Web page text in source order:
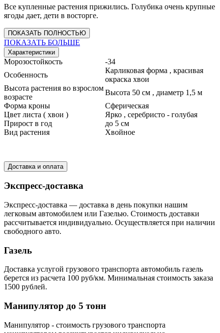
Все купленные растения прижились. Голубика очень крупные
ягоды дает, дети в восторге.
ПОКАЗАТЬ ПОЛНОСТЬЮ
ПОКАЗАТЬ БОЛЬШЕ
Характеристики
Морозостойкость
-34
Особенность
Карликовая форма , красивая
окраска хвои
Высота растения во взрослом
возрасте
Высота 50 см , диаметр 1,5 м
Форма кроны
Сферическая
Цвет листа ( хвои )
Ярко , серебристо - голубая
Прирост в год
до 5 см
Вид растения
Хвойное
Доставка и оплата
Экспресс-доставка
Экспресс-доставка — доставка в день покупки нашим
легковым автомобилем или Газелью. Стоимость доставки
рассчитывается индивидуально. Осуществляется при наличии
свободного авто.
Газель
Доставка услугой грузового транспорта автомобиль газель
берется из расчета 100 руб/км. Минимальная стоимость заказа
1500 рублей.
Манипулятор до 5 тонн
Манипулятор - стоимость грузового транспорта